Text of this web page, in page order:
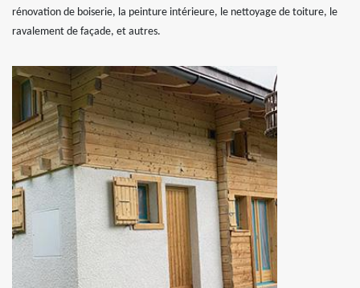
rénovation de boiserie, la peinture intérieure, le nettoyage de toiture, le
ravalement de façade, et autres.